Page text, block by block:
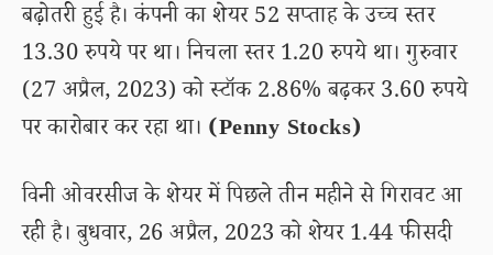
बढ़ोतरी हुई है। कंपनी का शेयर 52 सप्ताह के उच्च स्तर
13.30 रुपये पर था। निचला स्तर 1.20 रुपये था। गुरुवार
(27 अप्रैल, 2023) को स्टॉक 2.86% बढ़कर 3.60 रुपये
पर कारोबार कर रहा था। (Penny Stocks)
विनी ओवरसीज के शेयर में पिछले तीन महीने से गिरावट आ
रही है। बुधवार, 26 अप्रैल, 2023 को शेयर 1.44 फीसदी